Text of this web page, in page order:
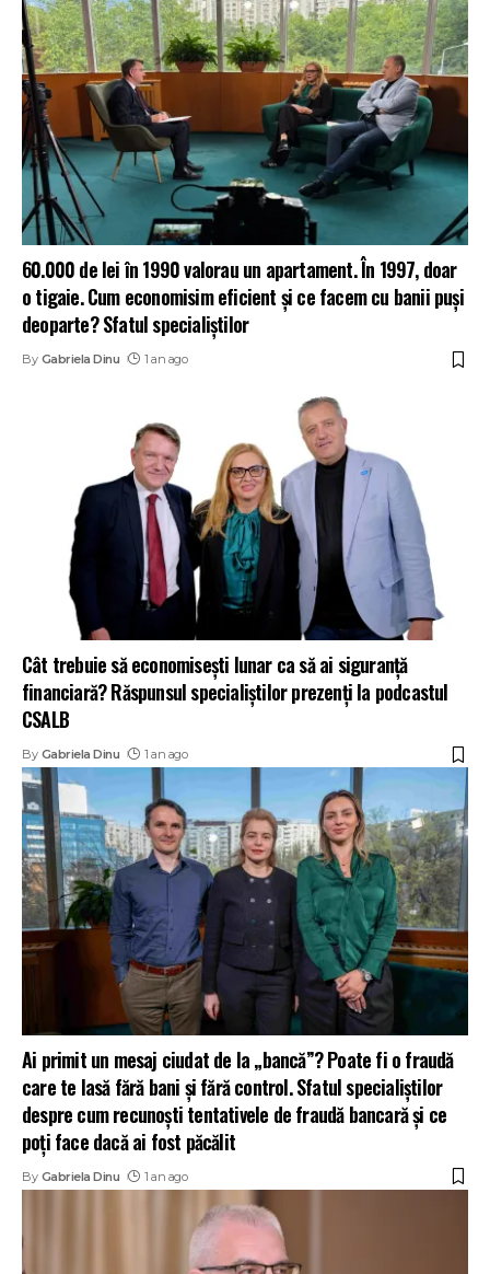
60.000 de lei în 1990 valorau un apartament. În 1997, doar
o tigaie. Cum economisim eficient și ce facem cu banii puși
deoparte? Sfatul specialiștilor
By Gabriela Dinu 1 an ago
Cât trebuie să economisești lunar ca să ai siguranță
financiară? Răspunsul specialiștilor prezenți la podcastul
CSALB
By Gabriela Dinu 1 an ago
Ai primit un mesaj ciudat de la „bancă”? Poate fi o fraudă
care te lasă fără bani și fără control. Sfatul specialiștilor
despre cum recunoști tentativele de fraudă bancară și ce
poți face dacă ai fost păcălit
By Gabriela Dinu 1 an ago